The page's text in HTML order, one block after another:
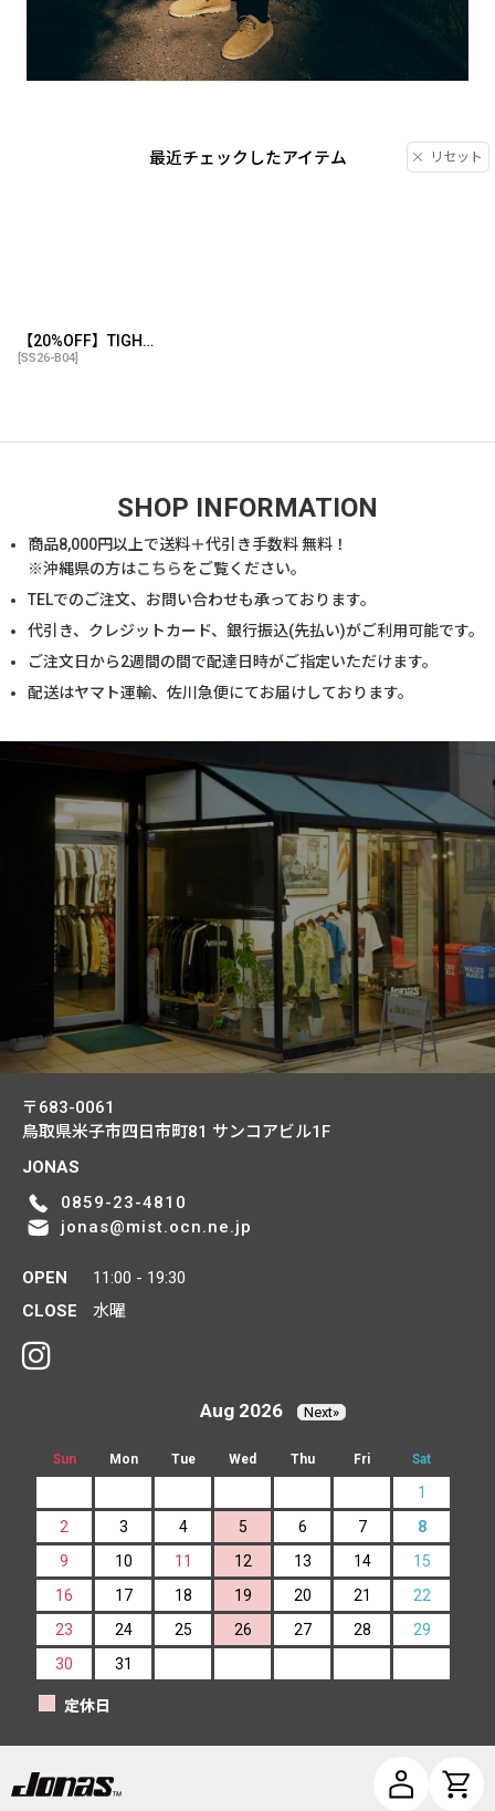
最近チェックしたアイテム リセット
【20%OFF】TIGHTBOOTH/RIPPLE PLAID BALLOON PANTS（Beige）［リップルプラッドバルーンパンツ-26春夏］
[SS26-B04]
SHOP INFORMATION
商品8,000円以上で送料＋代引き手数料 無料！
※沖縄県の方はこちらをご覧ください。
TELでのご注文、お問い合わせも承っております。
代引き、クレジットカード、銀行振込(先払い)がご利用可能です。
ご注文日から2週間の間で配達日時がご指定いただけます。
配送はヤマト運輸、佐川急便にてお届けしております。
〒683-0061
鳥取県米子市四日市町81 サンコアビル1F
JONAS
0859-23-4810
jonas@mist.ocn.ne.jp
OPEN
11:00 - 19:30
CLOSE
水曜
Aug 2026 Next»
Sun Mon Tue Wed Thu Fri Sat
1
2
3 4 5 6 7
8
9
10 11 12 13 14
15
16
17 18 19 20 21
22
23
24 25 26 27 28
29
30
31
定休日